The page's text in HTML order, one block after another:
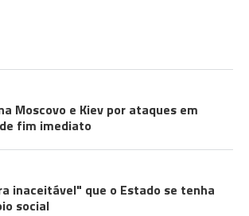
Moscovo e Kiev por ataques em
fim imediato
inaceitável" que o Estado se tenha
social